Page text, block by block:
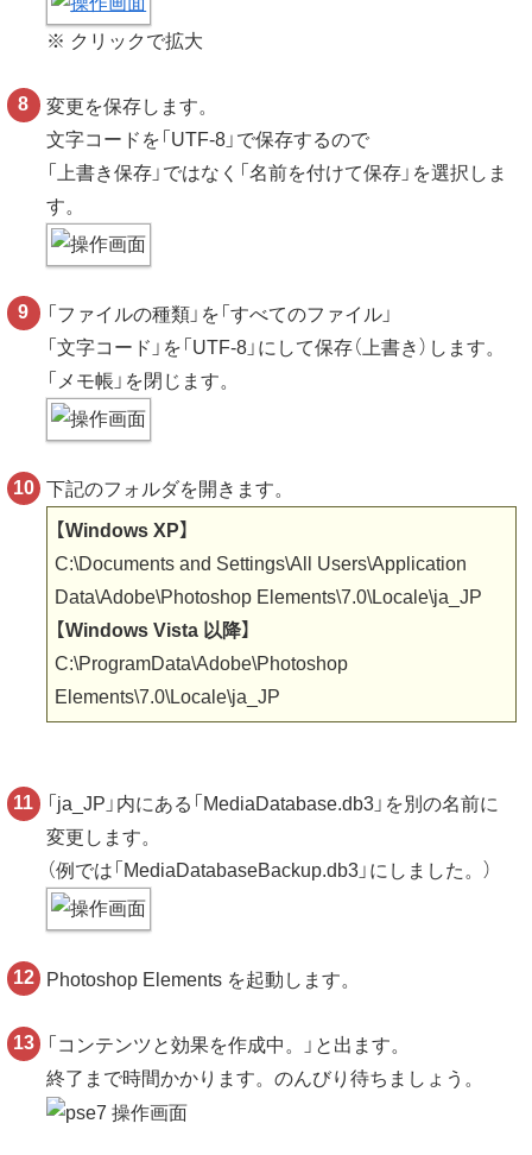
※ クリックで拡大
変更を保存します。
文字コードを「UTF-8」で保存するので
「上書き保存」ではなく「名前を付けて保存」を選択しま
す。
「ファイルの種類」を「すべてのファイル」
「文字コード」を「UTF-8」にして保存（上書き）します。
「メモ帳」を閉じます。
下記のフォルダを開きます。
【Windows XP】
C:\Documents and Settings\All Users\Application
Data\Adobe\Photoshop Elements\7.0\Locale\ja_JP
【Windows Vista 以降】
C:\ProgramData\Adobe\Photoshop
Elements\7.0\Locale\ja_JP
「ja_JP」内にある「MediaDatabase.db3」を別の名前に
変更します。
（例では「MediaDatabaseBackup.db3」にしました。）
Photoshop Elements を起動します。
「コンテンツと効果を作成中。」と出ます。
終了まで時間かかります。のんびり待ちましょう。